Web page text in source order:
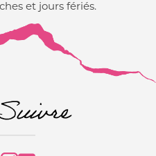
et jours fériés.